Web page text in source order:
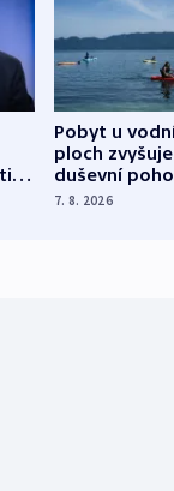
Pobyt u
ploch zvyšuje
duševní
ukázala
7. 8. 2026